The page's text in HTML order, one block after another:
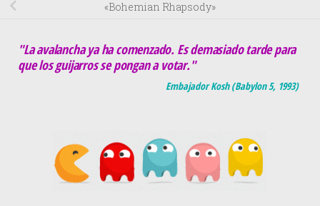
«Bohemian Rhapsody»
"La avalancha ya ha comenzado. Es demasiado tarde para
que los guijarros se pongan a votar."
Embajador Kosh (Babylon 5, 1993)